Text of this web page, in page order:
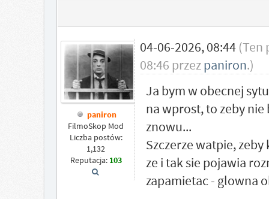
paniron
FilmoSkop Mod
Liczba postów:
1,132
Reputacja: 103
04-06-2026, 08:44 (Ten
08:46 przezpaniron.)
Ja bym w obecnej
na wprost, to zeby
znowu...
Szczerze watpie,
ze i tak sie pojawia
zapamietac - glowna